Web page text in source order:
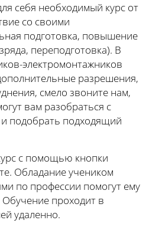
себя необходимый курс от
со своими
подготовка, повышение
переподготовка). В
электромонтажников
разрешения,
смело звоните нам,
вам разобраться с
подобрать подходящий
с помощью кнопки
Обладание учеником
по профессии помогут ему
проходит в
удаленно.